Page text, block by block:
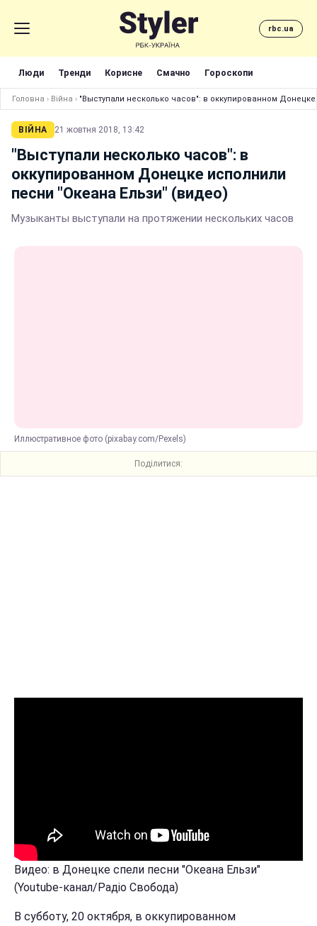
rbc.ua
Люди Тренди Корисне Смачно Гороскопи
Головна › Війна › "Выступали несколько часов": в оккупированном
ВІЙНА 21 жовтня 2018, 13:42
"Выступали несколько часов": в
оккупированном Донецке исполнили
песни "Океана Ельзи" (видео)
Музыканты выступали на протяжении нескольких часов
Иллюстративное фото (pixabay.com/Pexels)
Поділитися:
Видео: в Донецке спели песни "Океана Ельзи"
(Youtube-канал/Радіо Свобода)
В субботу, 20 октября, в оккупированном